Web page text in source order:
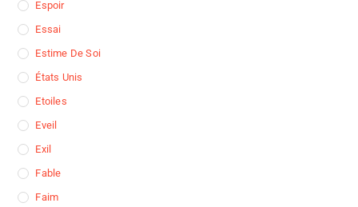
Espoir
Essai
Estime De Soi
États Unis
Etoiles
Eveil
Exil
Fable
Faim